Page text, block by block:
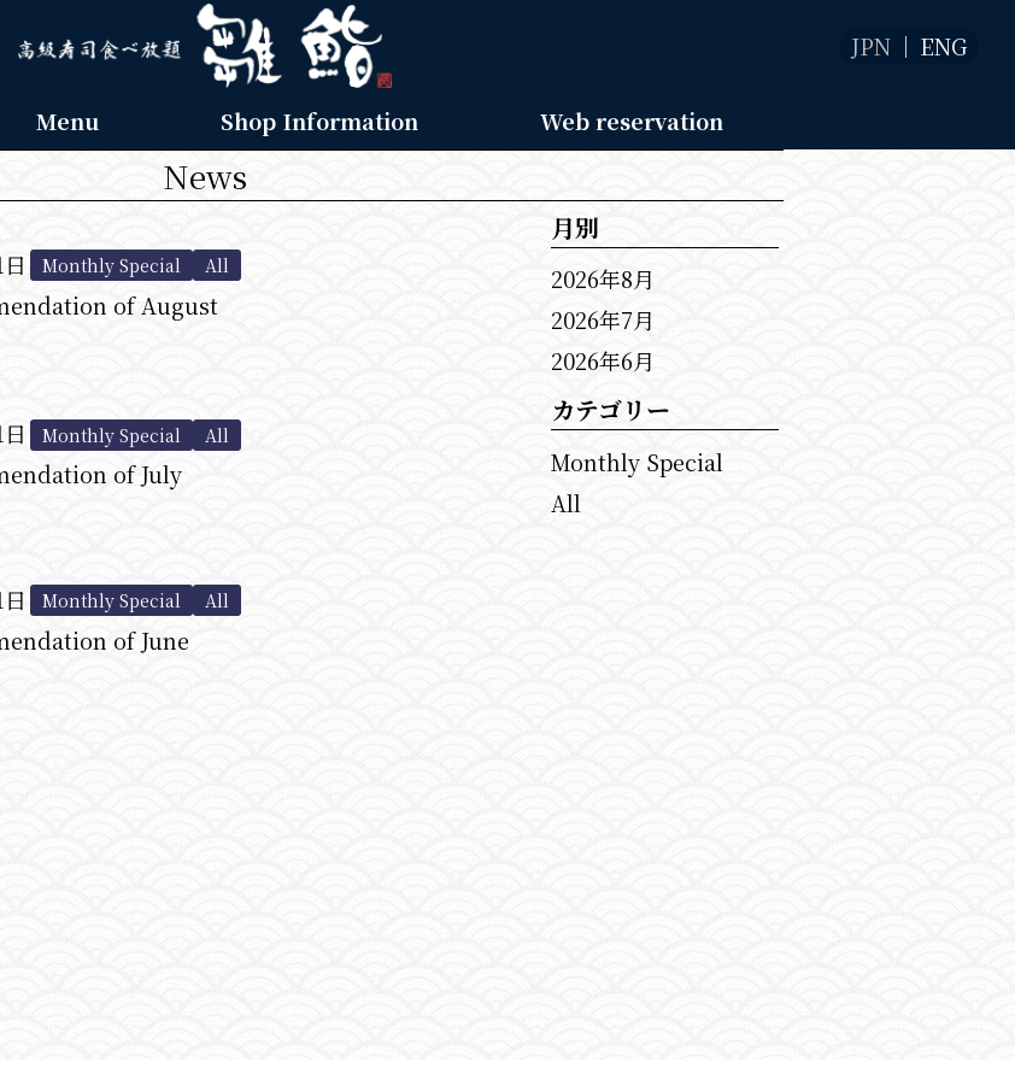
Menu Shop Information Web reservation
JPN ENG
News
Monthly Special All
of August
Monthly Special All
of July
Monthly Special All
of June
月別
2026年8月
2026年7月
2026年6月
カテゴリー
Monthly Special
All